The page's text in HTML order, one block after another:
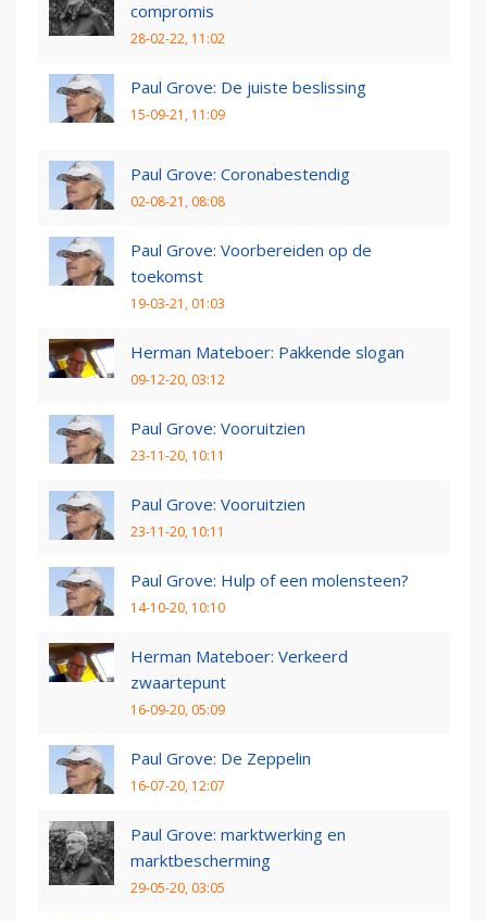
compromis
28-02-22, 11:02
Paul Grove: De juiste beslissing
15-09-21, 11:09
Paul Grove: Coronabestendig
02-08-21, 08:08
Paul Grove: Voorbereiden op de
toekomst
19-03-21, 01:03
Herman Mateboer: Pakkende slogan
09-12-20, 03:12
Paul Grove: Vooruitzien
23-11-20, 10:11
Paul Grove: Vooruitzien
23-11-20, 10:11
Paul Grove: Hulp of een molensteen?
14-10-20, 10:10
Herman Mateboer: Verkeerd
zwaartepunt
16-09-20, 05:09
Paul Grove: De Zeppelin
16-07-20, 12:07
Paul Grove: marktwerking en
marktbescherming
29-05-20, 03:05